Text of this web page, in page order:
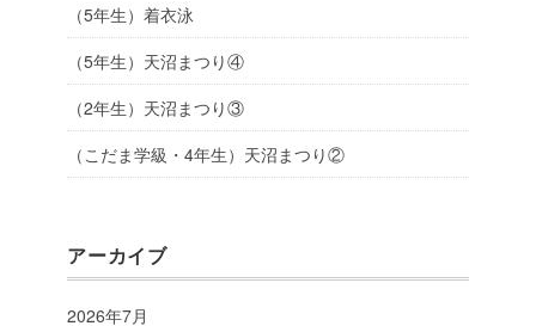
（5年生）着衣泳
（5年生）天沼まつり④
（2年生）天沼まつり③
（こだま学級・4年生）天沼まつり②
アーカイブ
2026年7月